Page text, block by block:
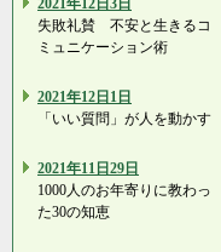
2021年12日3日
失敗礼賛 不安と生きるコ
ミュニケーション術
2021年12日1日
「いい質問」が人を動かす
2021年11日29日
1000人のお年寄りに教わっ
た30の知恵